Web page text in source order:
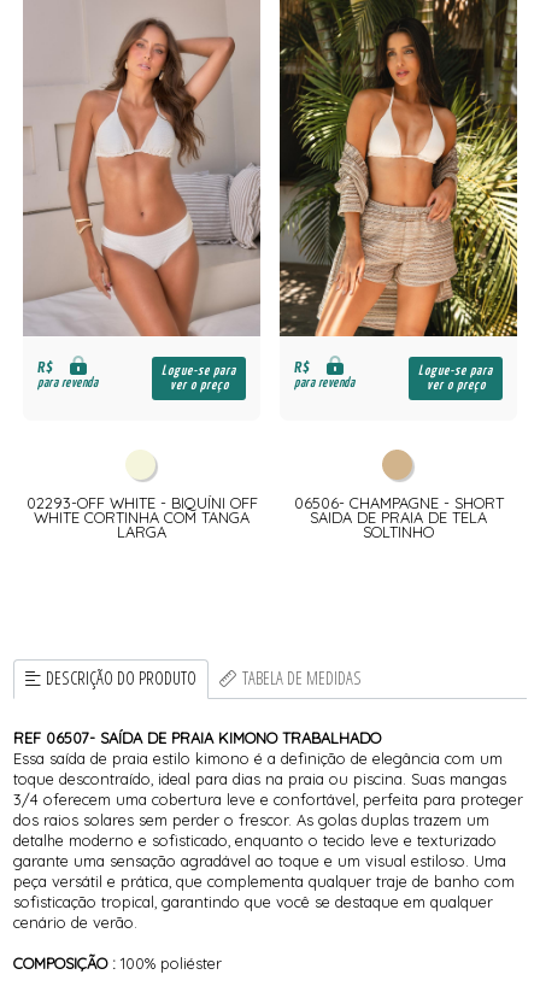
R$
para revenda
Logue-se para
ver o preço
02293-OFF WHITE - BIQUÍNI OFF
WHITE CORTINHA COM TANGA
LARGA
R$
para revenda
Logue-se para
ver o preço
06506- CHAMPAGNE - SHORT
SAIDA DE PRAIA DE TELA
SOLTINHO
DESCRIÇÃO DO PRODUTO TABELA DE MEDIDAS
REF 06507- SAÍDA DE PRAIA KIMONO TRABALHADO
Essa saída de praia estilo kimono é a definição de elegância com um
toque descontraído, ideal para dias na praia ou piscina. Suas mangas
3/4 oferecem uma cobertura leve e confortável, perfeita para proteger
dos raios solares sem perder o frescor. As golas duplas trazem um
detalhe moderno e sofisticado, enquanto o tecido leve e texturizado
garante uma sensação agradável ao toque e um visual estiloso. Uma
peça versátil e prática, que complementa qualquer traje de banho com
sofisticação tropical, garantindo que você se destaque em qualquer
cenário de verão.
COMPOSIÇÃO : 100% poliéster